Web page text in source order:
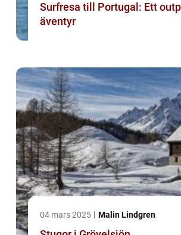
Surfresa till Portugal: Ett
äventyr
04 mars 2025 Malin Lindgren